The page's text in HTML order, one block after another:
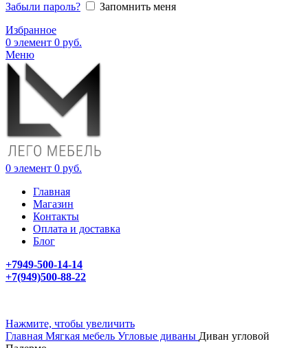
Забыли пароль?
Запомнить меня
Избранное
0 элемент 0 руб.
Меню
0 элемент 0 руб.
Главная
Магазин
Контакты
Оплата и доставка
Блог
+7949-500-14-14
+7(949)500-88-22
Нажмите, чтобы увеличить
Главная Мягкая мебель Угловые диваны Диван угловой